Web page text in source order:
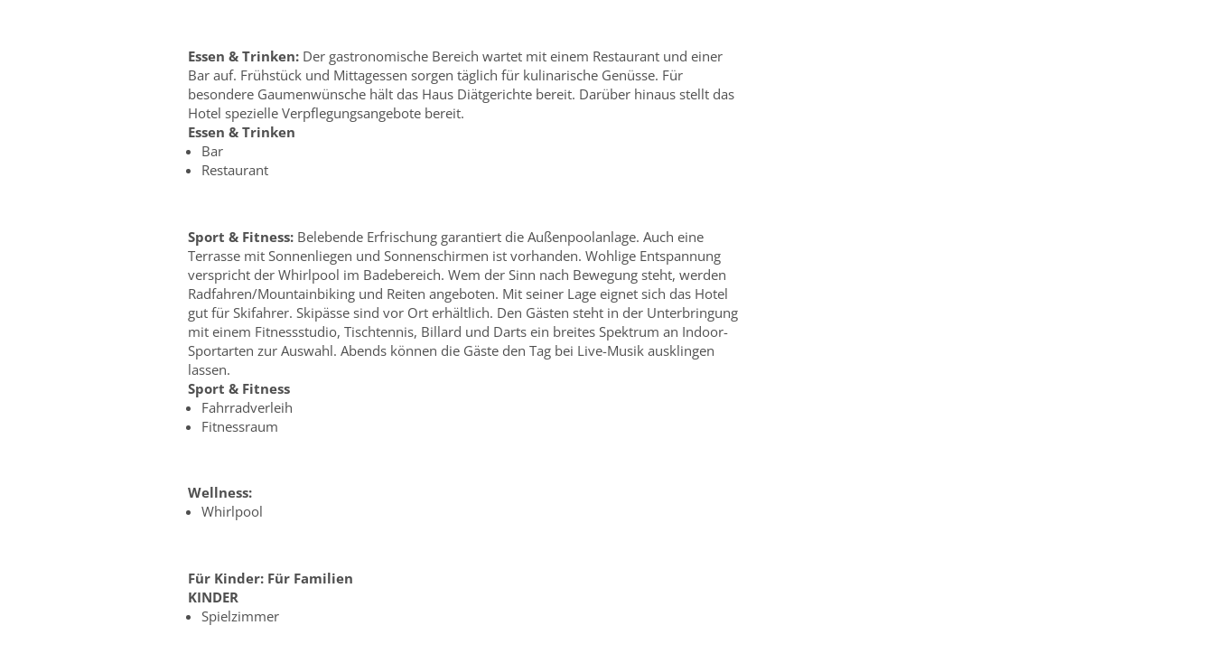
Essen & Trinken: Der gastronomische Bereich wartet mit einem Restaurant und einer
Bar auf. Frühstück und Mittagessen sorgen täglich für kulinarische Genüsse. Für
besondere Gaumenwünsche hält das Haus Diätgerichte bereit. Darüber hinaus stellt das
Hotel spezielle Verpflegungsangebote bereit.
Essen & Trinken
Bar
Restaurant
Sport & Fitness: Belebende Erfrischung garantiert die Außenpoolanlage. Auch eine
Terrasse mit Sonnenliegen und Sonnenschirmen ist vorhanden. Wohlige Entspannung
verspricht der Whirlpool im Badebereich. Wem der Sinn nach Bewegung steht, werden
Radfahren/Mountainbiking und Reiten angeboten. Mit seiner Lage eignet sich das Hotel
gut für Skifahrer. Skipässe sind vor Ort erhältlich. Den Gästen steht in der Unterbringung
mit einem Fitnessstudio, Tischtennis, Billard und Darts ein breites Spektrum an Indoor-
Sportarten zur Auswahl. Abends können die Gäste den Tag bei Live-Musik ausklingen
lassen.
Sport & Fitness
Fahrradverleih
Fitnessraum
Wellness:
Whirlpool
Für Kinder: Für Familien
KINDER
Spielzimmer